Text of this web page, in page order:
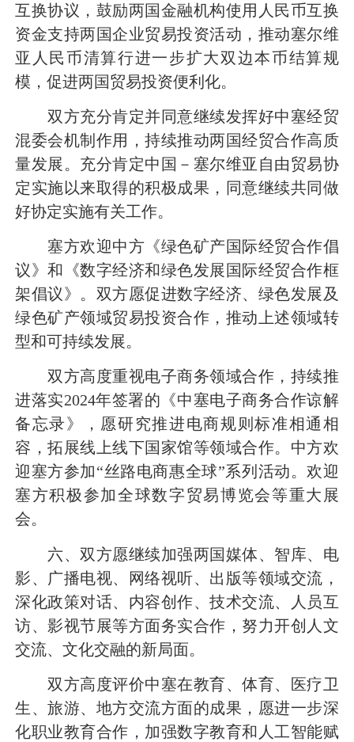
互换协议，鼓励两国金融机构使用人民币互换
资金支持两国企业贸易投资活动，推动塞尔维
亚人民币清算行进一步扩大双边本币结算规
模，促进两国贸易投资便利化。
双方充分肯定并同意继续发挥好中塞经贸
混委会机制作用，持续推动两国经贸合作高质
量发展。充分肯定中国－塞尔维亚自由贸易协
定实施以来取得的积极成果，同意继续共同做
好协定实施有关工作。
塞方欢迎中方《绿色矿产国际经贸合作倡
议》和《数字经济和绿色发展国际经贸合作框
架倡议》。双方愿促进数字经济、绿色发展及
绿色矿产领域贸易投资合作，推动上述领域转
型和可持续发展。
双方高度重视电子商务领域合作，持续推
进落实2024年签署的《中塞电子商务合作谅解
备忘录》，愿研究推进电商规则标准相通相
容，拓展线上线下国家馆等领域合作。中方欢
迎塞方参加“丝路电商惠全球”系列活动。欢迎
塞方积极参加全球数字贸易博览会等重大展
会。
六、双方愿继续加强两国媒体、智库、电
影、广播电视、网络视听、出版等领域交流，
深化政策对话、内容创作、技术交流、人员互
访、影视节展等方面务实合作，努力开创人文
交流、文化交融的新局面。
双方高度评价中塞在教育、体育、医疗卫
生、旅游、地方交流方面的成果，愿进一步深
化职业教育合作，加强数字教育和人工智能赋